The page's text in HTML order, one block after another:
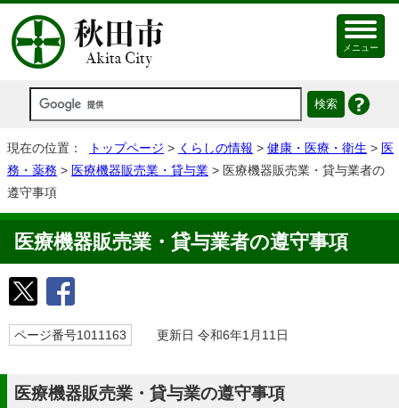
メニュー
現在の位置： トップページ > くらしの情報 > 健康・医療・衛生 > 医
務・薬務 > 医療機器販売業・貸与業 > 医療機器販売業・貸与業者の
遵守事項
医療機器販売業・貸与業者の遵守事項
ページ番号1011163 更新日 令和6年1月11日
医療機器販売業・貸与業の遵守事項